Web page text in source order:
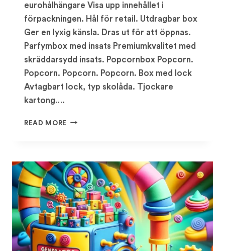
eurohålhängare Visa upp innehållet i
förpackningen. Hål för retail. Utdragbar box
Ger en lyxig känsla. Dras ut för att öppnas.
Parfymbox med insats Premiumkvalitet med
skräddarsydd insats. Popcornbox Popcorn.
Popcorn. Popcorn. Popcorn. Box med lock
Avtagbart lock, typ skolåda. Tjockare
kartong….
READ MORE FÖRPACKNINGAR